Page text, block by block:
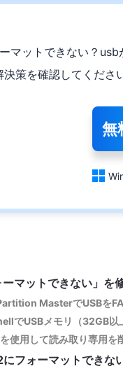
マットできない？
策を確認してください
無

ーマットできない」を
MasterでUSBを
でUSBメモリ（32GB以
使用して読み取り専用を
にフォーマットできな